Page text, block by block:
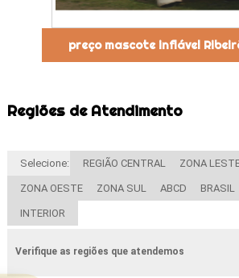
preço mascote inflável
Regiões de Atendimento
Selecione: REGIÃO CENTRAL ZONA
ZONA OESTE ZONA SUL ABCD BRASIL
INTERIOR
Verifique as regiões que atendemos